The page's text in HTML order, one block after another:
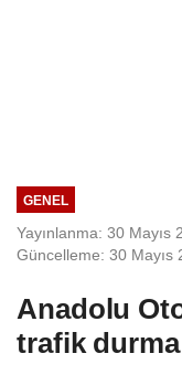
GENEL
Yayınlanma: 30 Mayıs
Güncelleme: 30 Mayıs
Anadolu
trafik